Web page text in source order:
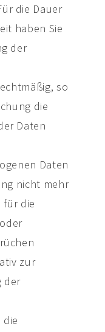
die Dauer
haben Sie
der
so
die
Daten
Daten
nicht mehr
für die
zur
der
die